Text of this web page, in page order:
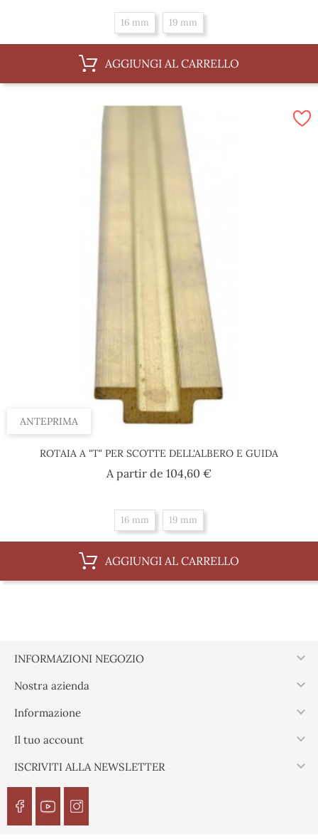
16 mm 19 mm
AGGIUNGI AL CARRELLO
ANTEPRIMA
ROTAIA A "T" PER SCOTTE DELL'ALBERO E GUIDA
A partir de 104,60 €Prezzo
16 mm 19 mm
AGGIUNGI AL CARRELLO
INFORMAZIONI NEGOZIO 
Nostra azienda 
Informazione 
Il tuo account 
ISCRIVITI ALLA NEWSLETTER 